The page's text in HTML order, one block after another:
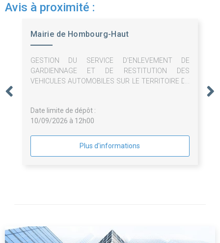
Avis à proximité :
Mairie de Hombourg-Haut
GESTION DU SERVICE D'ENLEVEMENT DE
GARDIENNAGE ET DE RESTITUTION DES
VEHICULES AUTOMOBILES SUR LE TERRITOIRE DE
Date limite de dépôt :
10/09/2026 à 12h00
Plus d'informations